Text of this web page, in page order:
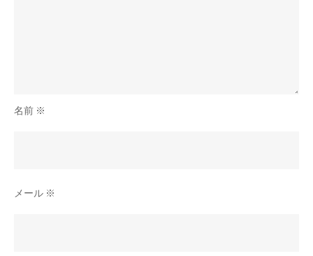
名前 ※
メール ※